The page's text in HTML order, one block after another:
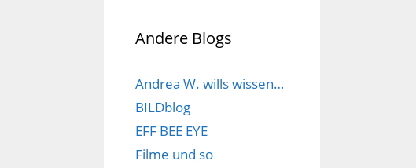
Andere Blogs
Andrea W. wills wissen…
BILDblog
EFF BEE EYE
Filme und so